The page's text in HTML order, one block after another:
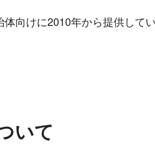
向けに2010年から提供し
いて